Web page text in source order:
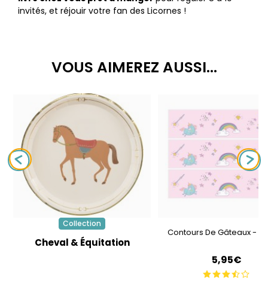
invités, et réjouir votre fan des Licornes !
VOUS AIMEREZ AUSSI...
Collection
Cheval & Équitation
Contours De Gâteaux -
5,95€